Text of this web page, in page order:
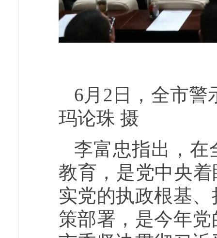
6月2日，全市警
玛论珠 摄
李富忠指出，在
教育，是党中央
实党的执政根基
策部署，是今年